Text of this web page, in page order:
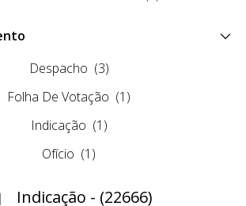
Despacho (3)
Folha De Votação (1)
Indicação (1)
Ofício (1)
Indicação - (22666)